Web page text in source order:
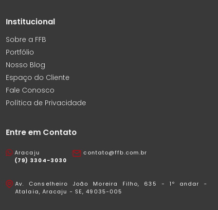
Institucional
Sobre a FFB
Portfólio
Nosso Blog
Espaço do Cliente
Fale Conosco
Política de Privacidade
Entre em Contato
Aracaju
(79) 3304-3030
contato@ffb.com.br
Av. Conselheiro João Moreira Filho, 635 - 1º andar -
Atalaia, Aracaju - SE, 49035-005